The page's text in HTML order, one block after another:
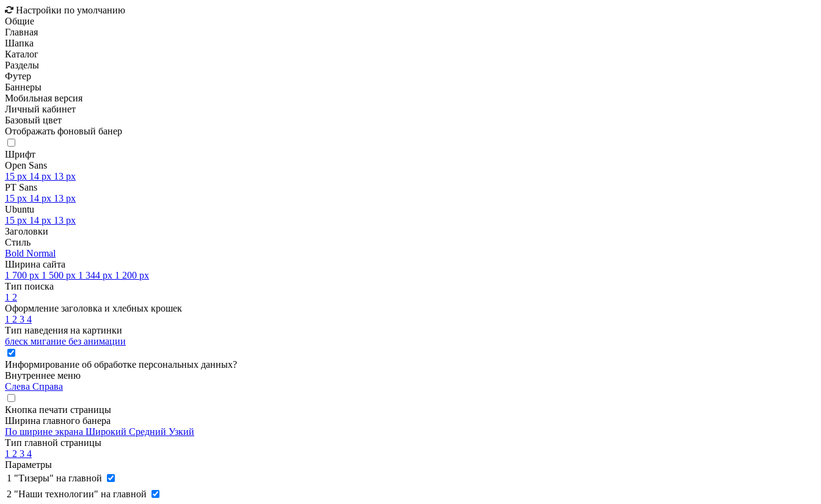
Настройки по умолчанию
Общие
Главная
Шапка
Каталог
Разделы
Футер
Баннеры
Мобильная версия
Личный кабинет
Базовый цвет
Отображать фоновый банер
Шрифт
Open Sans
15 px 14 px 13 px
PT Sans
15 px 14 px 13 px
Ubuntu
15 px 14 px 13 px
Заголовки
Стиль
Bold Normal
Ширина сайта
1 700 px 1 500 px 1 344 px 1 200 px
Тип поиска
1 2
Оформление заголовка и хлебных крошек
1 2 3 4
Тип наведения на картинки
блеск мигание без анимации
Информирование об обработке персональных данных?
Внутреннее меню
Слева Справа
Кнопка печати страницы
Ширина главного банера
По ширине экрана Широкий Средний Узкий
Тип главной страницы
1 2 3 4
Параметры
1 "Тизеры" на главной
2 "Наши технологии" на главной